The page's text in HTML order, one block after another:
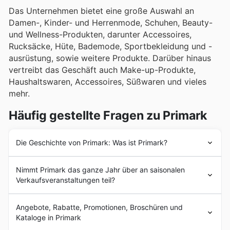
Das Unternehmen bietet eine große Auswahl an
Damen-, Kinder- und Herrenmode, Schuhen, Beauty-
und Wellness-Produkten, darunter Accessoires,
Rucksäcke, Hüte, Bademode, Sportbekleidung und -
ausrüstung, sowie weitere Produkte. Darüber hinaus
vertreibt das Geschäft auch Make-up-Produkte,
Haushaltswaren, Accessoires, Süßwaren und vieles
mehr.
Häufig gestellte Fragen zu Primark
Die Geschichte von Primark: Was ist Primark?
Penneys trug und immer noch in Betrieb ist, wurde im
Juni 1969 von Arthur Ryan im Auftrag der Familie
Weston (die 1935 Associated British Foods gegründet
hatte) in der Mary Street 47 in Dublin eröffnet. Das
Geschäft hatte in der Republik Irland schnell Erfolg und
Nimmt Primark das ganze Jahr über an saisonalen
Verkaufsveranstaltungen teil?
Verkaufsaktionen teil, die das ganze Jahr über
stattfinden. Auf unserer Plattform können Sie bequem
Angebote, Rabatte, Promotionen, Broschüren und
Kataloge in Primark